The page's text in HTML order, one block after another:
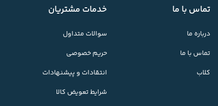
تماس با ما
درباره ما
تماس با ما
کلاب
خدمات مشتریان
سوالات متداول
حریم خصوصی
انتقادات و پیشنهادات
شرایط تعویض کالا